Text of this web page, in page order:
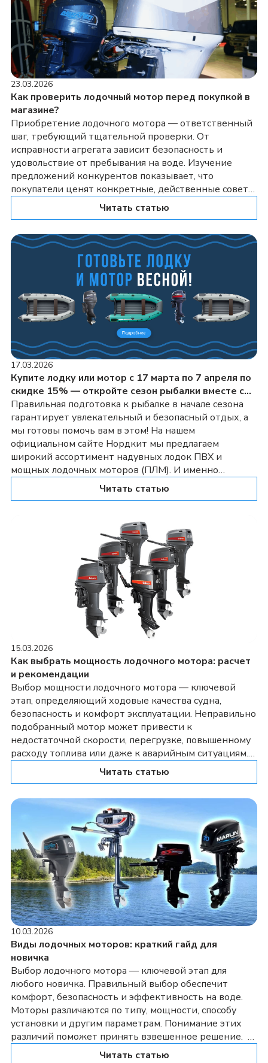
23.03.2026
Как проверить лодочный мотор перед покупкой в
магазине?
Приобретение лодочного мотора — ответственный
шаг, требующий тщательной проверки. От
исправности агрегата зависит безопасность и
удовольствие от пребывания на воде. Изучение
предложений конкурентов показывает, что
покупатели ценят конкретные, действенные советы.
Осмотр и первичная оценка лодочного мотора
повреждений корпуса, трещин, следов коррозии.
Обратите внимание на состояние […]
Читать статью
17.03.2026
Купите лодку или мотор с 17 марта по 7 апреля по
скидке 15% — откройте сезон рыбалки вместе с
магазином Nordkit!
Правильная подготовка к рыбалке в начале сезона
гарантирует увлекательный и безопасный отдых, а
мы готовы помочь вам в этом! На нашем
официальном сайте Нордкит мы предлагаем
широкий ассортимент надувных лодок ПВХ и
мощных лодочных моторов (ПЛМ). И именно
поэтому мы рады предложить скидку 15% на всю
водомоторную технику с 17 марта до 7 апреля!
Читать статью
15.03.2026
Как выбрать мощность лодочного мотора: расчет
и рекомендации
Выбор мощности лодочного мотора — ключевой
этап, определяющий ходовые качества судна,
безопасность и комфорт эксплуатации. Неправильно
подобранный мотор может привести к
недостаточной скорости, перегрузке, повышенному
расходу топлива или даже к аварийным ситуациям.
Оптимальная мощность зависит от множества
и желаемая скорость. Определение оптимальной […]
Читать статью
10.03.2026
Виды лодочных моторов: краткий гайд для
новичка
Выбор лодочного мотора — ключевой этап для
любого новичка. Правильный выбор обеспечит
комфорт, безопасность и эффективность на воде.
Моторы различаются по типу, мощности, способу
установки и другим параметрам. Понимание этих
различий поможет принять взвешенное решение.
Виды моторов для лодок Подвесные моторы
Читать статью